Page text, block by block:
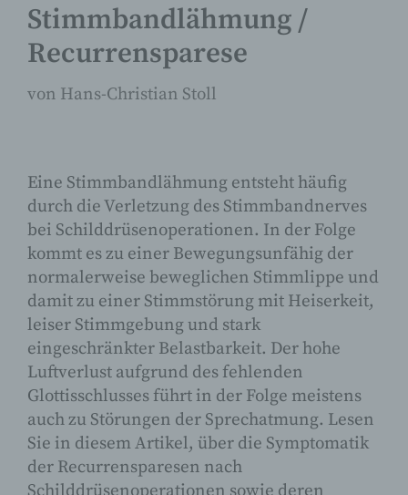
Stimmbandlähmung /
Recurrensparese
von Hans-Christian Stoll
Eine Stimmbandlähmung entsteht häufig
durch die Verletzung des Stimmbandnerves
bei Schilddrüsenoperationen. In der Folge
kommt es zu einer Bewegungsunfähig der
normalerweise beweglichen Stimmlippe und
damit zu einer Stimmstörung mit Heiserkeit,
leiser Stimmgebung und stark
eingeschränkter Belastbarkeit. Der hohe
Luftverlust aufgrund des fehlenden
Glottisschlusses führt in der Folge meistens
auch zu Störungen der Sprechatmung. Lesen
Sie in diesem Artikel, über die Symptomatik
der Recurrensparesen nach
Schilddrüsenoperationen sowie deren